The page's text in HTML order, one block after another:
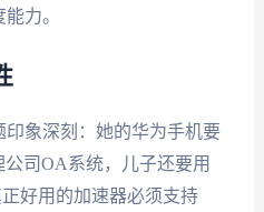
力。
象深刻：她的华为手机要
司OA系统，儿子还要用
好用的加速器必须支持